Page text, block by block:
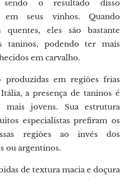
sendo o resultado disso
em seus vinhos. Quando
quentes, eles são bastante
taninos, podendo ter mais
em carvalho.
em regiões frias
a presença de taninos é
mais jovens. Sua estrutura
especialistas prefiram os
regiões ao invés dos
ou argentinos.
de textura macia e doçura